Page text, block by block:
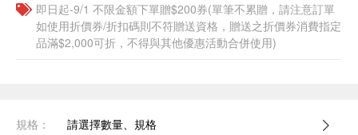
即日起-9/1 不限金額下單贈$200券(單筆不累贈，請注意訂單
如使用折價券/折扣碼則不符贈送資格，贈送之折價券消費指定
品滿$2,000可折，不得與其他優惠活動合併使用)
規格： 請選擇數量、規格